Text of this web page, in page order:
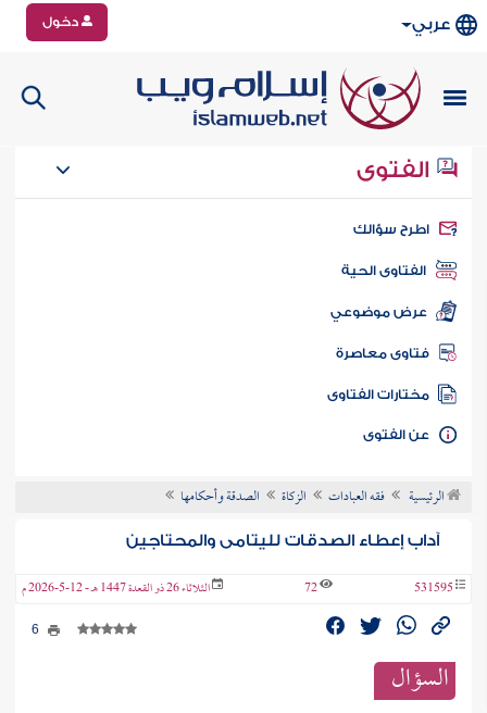
عربي دخول
الفتوى
سؤالك
الفتاوى الحية
عرض موضوعي
فتاوى معاصرة
مختارات الفتاوى
الفتوى
الرئيسية فقه العبادات الزكاة الصدقة وأحكامها
آداب إعطاء الصدقات لليتامى والمحتاجين
531595
72 الثلاثاء 26 ذو القعدة 1447 هـ - 12-5-2026 م
السؤال